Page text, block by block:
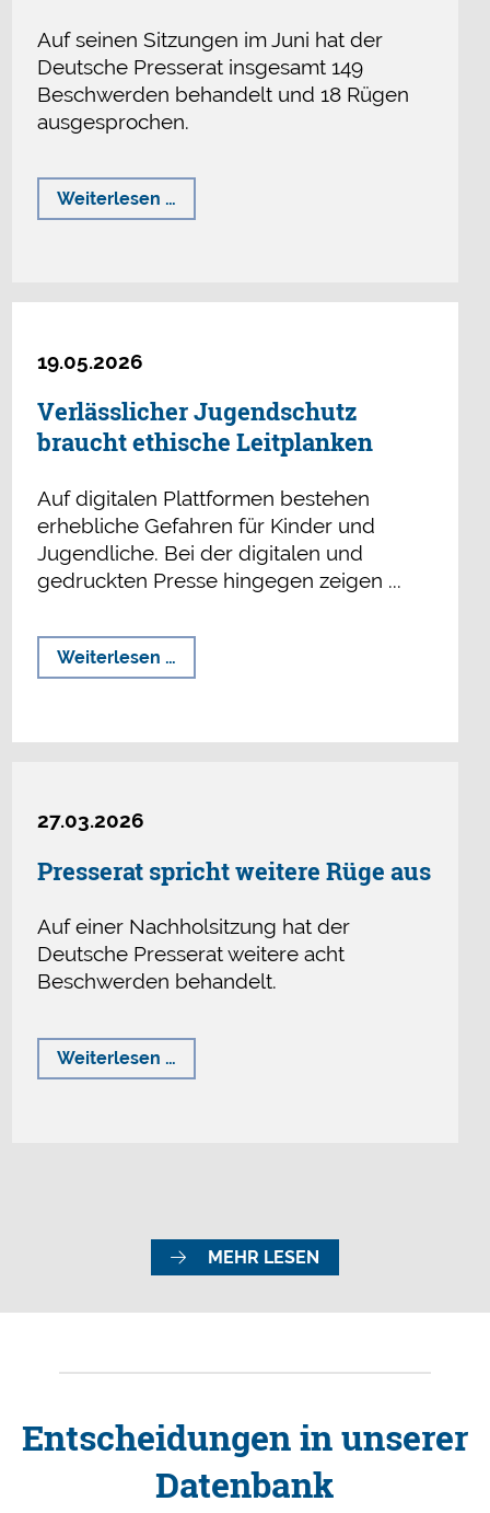
Auf seinen Sitzungen im Juni hat der
Deutsche Presserat insgesamt 149
Beschwerden behandelt und 18 Rügen
ausgesprochen.
Weiterlesen …Rügen
für
Schleichwerbung
19.05.2026
Verlässlicher Jugendschutz
braucht ethische Leitplanken
Auf digitalen Plattformen bestehen
erhebliche Gefahren für Kinder und
Jugendliche. Bei der digitalen und
gedruckten Presse hingegen zeigen ...
Weiterlesen …Verlässlicher
Jugendschutz
ethische
27.03.2026
Presserat spricht weitere Rüge aus
Auf einer Nachholsitzung hat der
Deutsche Presserat weitere acht
Beschwerden behandelt.
Weiterlesen …Presserat
spricht
MEHR LESEN
Entscheidungen in unserer
Datenbank